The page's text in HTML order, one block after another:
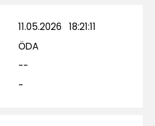
11.05.2026 18:21:11
ÖDA
--
-